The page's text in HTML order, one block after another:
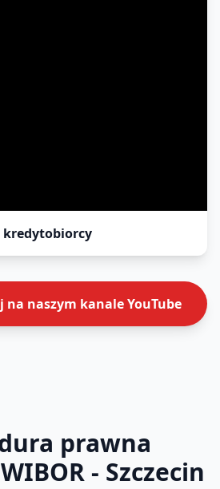
kredytobiorcy
na naszym kanale YouTube
prawna
- Szczecin